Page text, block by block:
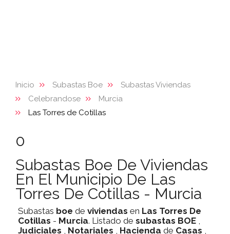
Inicio Subastas Boe
Subastas Viviendas
Celebrandose
Murcia
Las Torres de Cotillas
0
Subastas Boe De Viviendas
En El Municipio De Las
Torres De Cotillas - Murcia
Subastas boe de viviendas en Las Torres De
Cotillas - Murcia. Listado de subastas BOE ,
Judiciales , Notariales , Hacienda de Casas ,